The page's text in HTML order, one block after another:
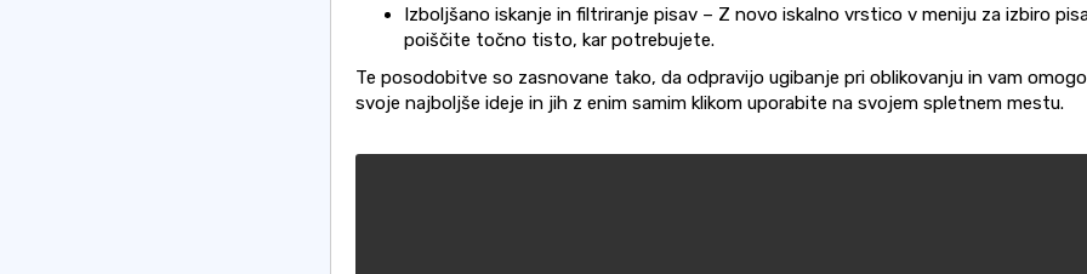
Izboljšano iskanje in filtriranje pisav – Z novo iskalno vrstico v meniju za izbiro
poiščite točno tisto, kar potrebujete.
Te posodobitve so zasnovane tako, da odpravijo ugibanje pri oblikovanju in vam
svoje najboljše ideje in jih z enim samim klikom uporabite na svojem spletnem mestu.